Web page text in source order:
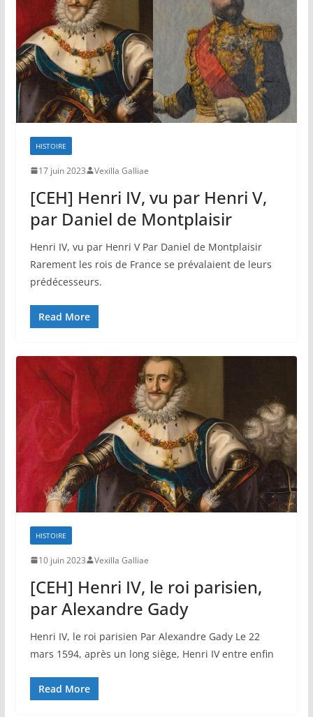
HISTOIRE
17 juin 2023 Vexilla Galliae
[CEH] Henri IV, vu par Henri V,
par Daniel de Montplaisir
Henri IV, vu par Henri V Par Daniel de Montplaisir
Rarement les rois de France se prévalaient de leurs
prédécesseurs.
Read More
HISTOIRE
10 juin 2023 Vexilla Galliae
[CEH] Henri IV, le roi parisien,
par Alexandre Gady
Henri IV, le roi parisien Par Alexandre Gady Le 22
mars 1594, après un long siège, Henri IV entre enfin
Read More